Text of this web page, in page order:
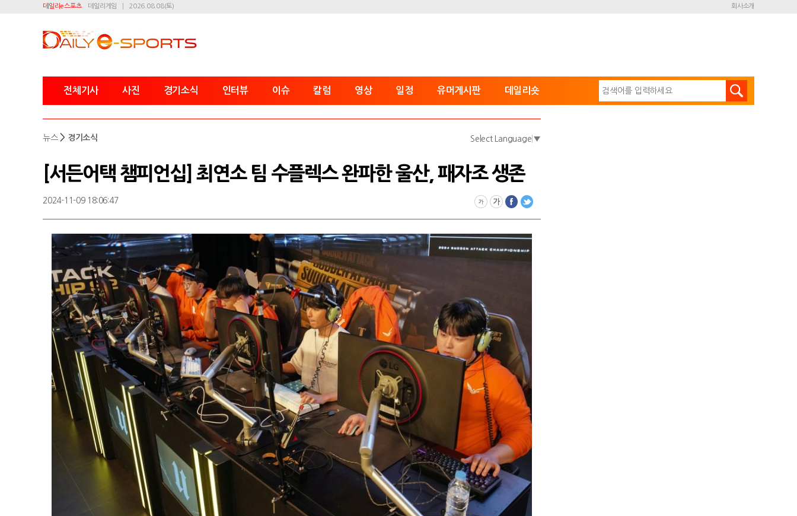
데일리e스포츠 데일리게임 2026.08.08(토) 회사소개
전체기사 사진 경기소식 인터뷰 이슈 칼럼 영상 일정 유머게시판 데일리숏
뉴스 > 경기소식 Select Language ▼
[서든어택 챔피언십] 최연소 팀 수플렉스 완파한 울산, 패자조 생존
2024-11-09 18:06:47